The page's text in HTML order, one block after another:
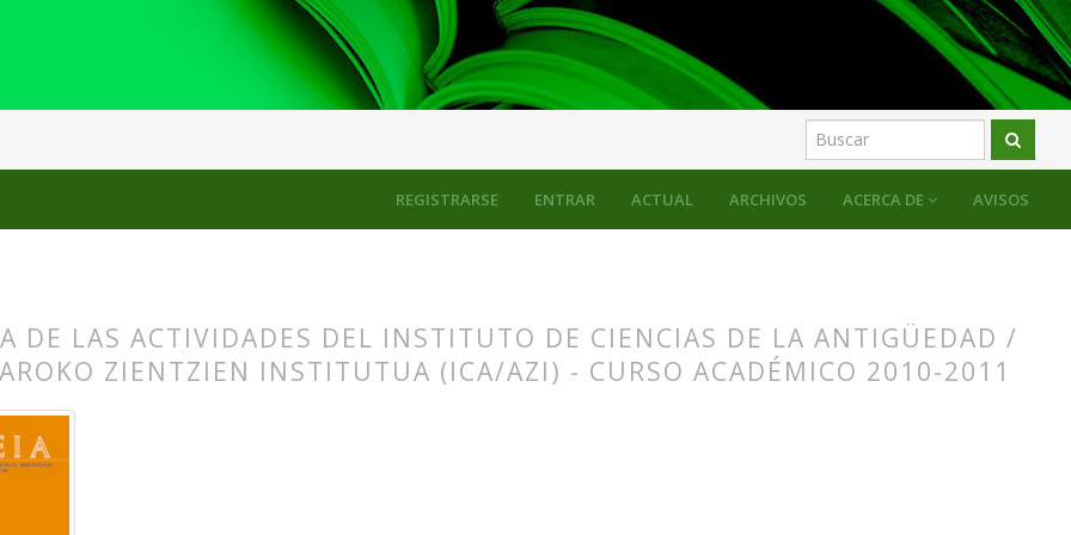
ACTUAL ARCHIVOS ACERCA DE AVISOS
REGISTRARSE ENTRAR
de Ciencias de la Antigüedad
DE LAS ACTIVIDADES DEL INSTITUTO DE CIENCIAS DE LA ANTIGÜEDAD /
ZIENTZIEN INSTITUTUA (ICA/AZI) - CURSO ACADÉMICO 2010-2011